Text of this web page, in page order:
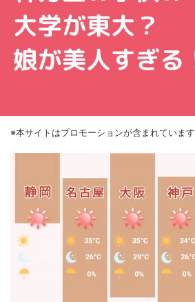
※本サイトはプロモーションが含まれています